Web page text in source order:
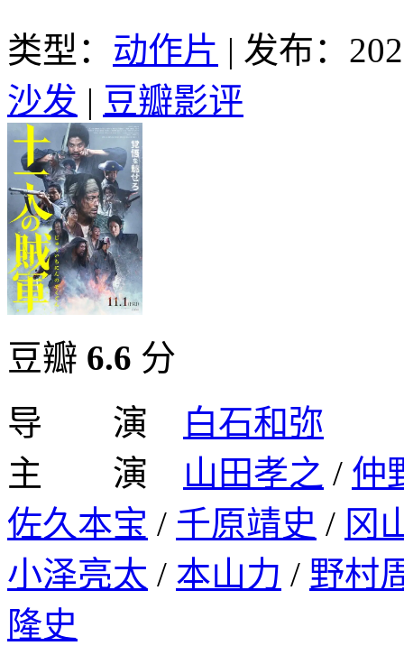
类型： 动作片 | 发布：
沙发 | 豆瓣影评
豆瓣 6.6 分
导 演
白石和弥
主 演 山田孝之 / 仲
佐久本宝 / 千原靖史 / 冈
小泽亮太 / 本山力 / 野村
隆史